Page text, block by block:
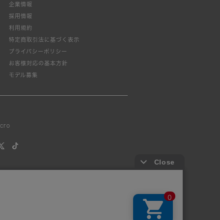
企業情報
採用情報
利用規約
特定商取引法に基づく表示
プライバシーポリシー
お客様対応の基本方針
モデル募集
prohibited.